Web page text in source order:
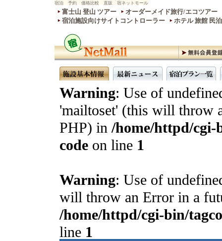
宿泊 予約 価格比較 直販 宿ネットモール
富士山 登山 ツアー
オーダーメイド旅行/エコツアー
宿泊施設向けサイトコントローラー
ホテル 旅館 民
Warning: Use of
'mailtoset' (this will throw
PHP) in/home/httpd/cgi-
code on line 1
Warning: Use of
will throw an Error in a
/home/httpd/cgi-bin/
line 1